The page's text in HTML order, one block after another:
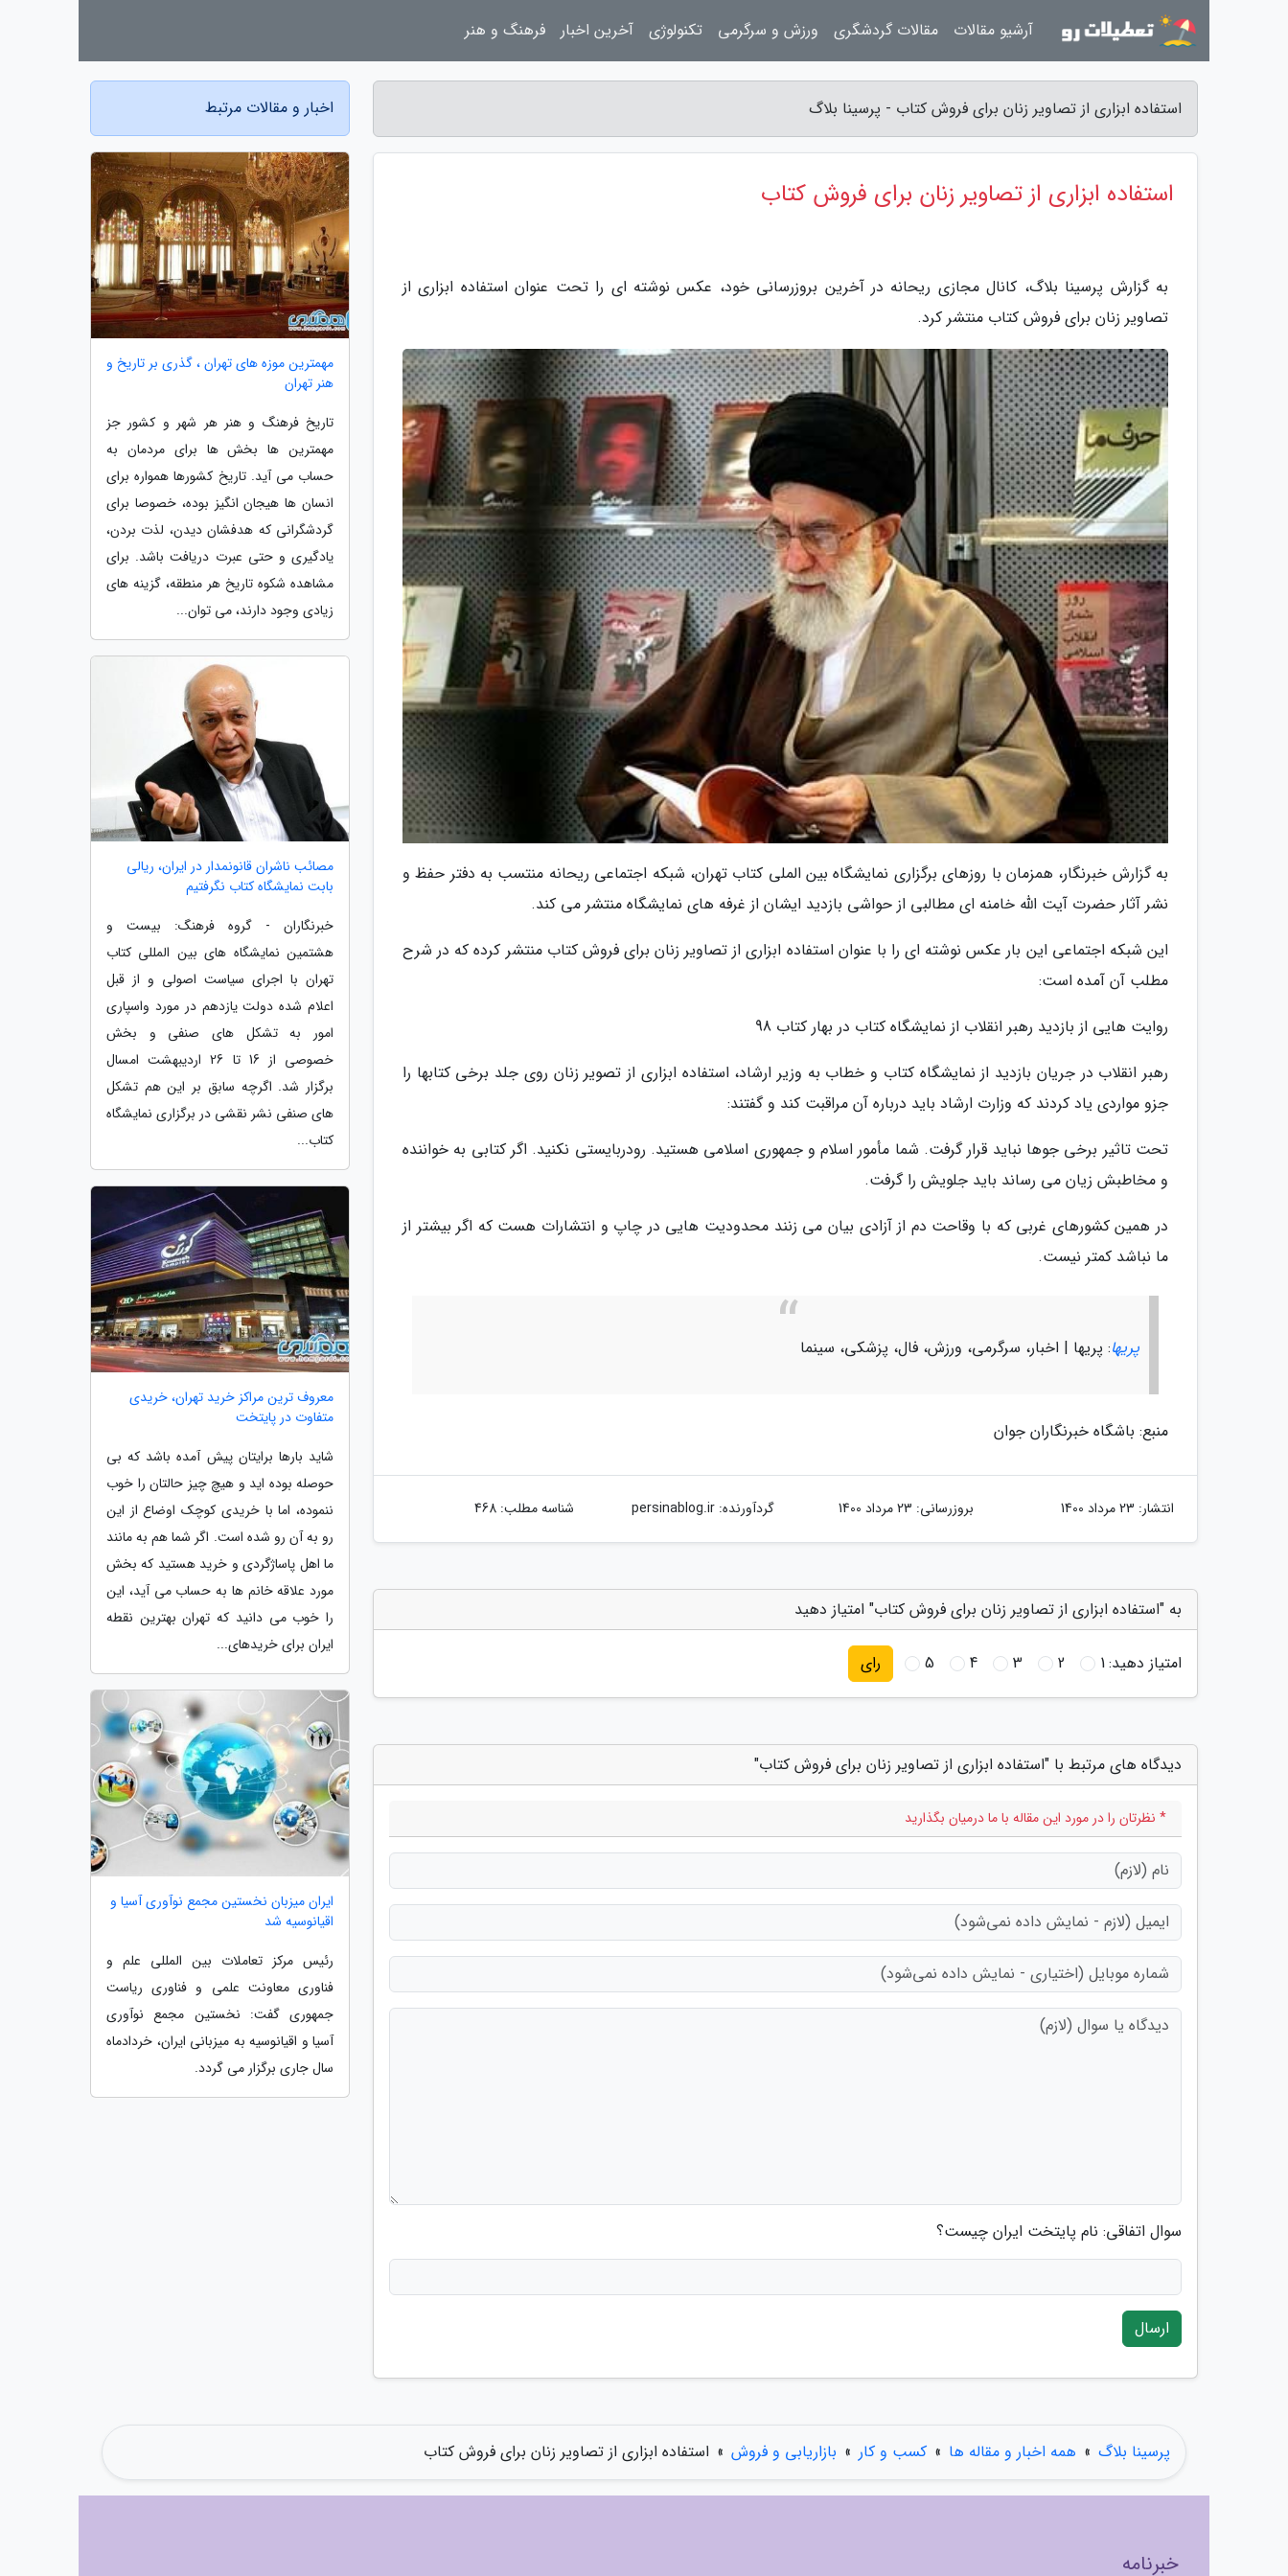
استفاده ابزاری از تصاویر زنان برای فروش کتاب - پرسینا بلاگ
استفاده ابزاری از تصاویر زنان برای فروش کتاب
به گزارش پرسینا بلاگ، کانال مجازی ریحانه در آخرین بروزرسانی خود، عکس نوشته ای را تحت عنوان استفاده ابزاری از
تصاویر زنان برای فروش کتاب منتشر کرد.
به گزارش خبرنگار، همزمان با روزهای برگزاری نمایشگاه بین الملی کتاب تهران، شبکه اجتماعی ریحانه منتسب به دفتر حفظ و
نشر آثار حضرت آیت اللّه خامنه ای مطالبی از حواشی بازدید ایشان از غرفه های نمایشگاه منتشر می کند.
این شبکه اجتماعی این بار عکس نوشته ای را با عنوان استفاده ابزاری از تصاویر زنان برای فروش کتاب منتشر کرده که در شرح
مطلب آن آمده است:
روایت هایی از بازدید رهبر انقلاب از نمایشگاه کتاب در بهار کتاب 98
رهبر انقلاب در جریان بازدید از نمایشگاه کتاب و خطاب به وزیر ارشاد، استفاده ابزاری از تصویر زنان روی جلد برخی کتابها را
جزو مواردی یاد کردند که وزارت ارشاد باید درباره آن مراقبت کند و گفتند:
تحت تاثیر برخی جوها نباید قرار گرفت. شما مأمور اسلام و جمهوری اسلامی هستید. رودربایستی نکنید. اگر کتابی به خواننده
و مخاطبش زیان می رساند باید جلویش را گرفت.
در همین کشورهای غربی که با وقاحت دم از آزادی بیان می زنند محدودیت هایی در چاپ و انتشارات هست که اگر بیشتر از
ما نباشد کمتر نیست.
پریها: پریها | اخبار، سرگرمی، ورزش، فال، پزشکی، سینما
منبع: باشگاه خبرنگاران جوان
انتشار: 23 مرداد 1400 بروزرسانی: 23 مرداد 1400 گردآورنده:persinablog.ir شناسه مطلب: 468
به "استفاده ابزاری از تصاویر زنان برای فروش کتاب" امتیاز دهید
امتیاز دهید:1
2
3
4
5 رای
دیدگاه های مرتبط با "استفاده ابزاری از تصاویر زنان برای فروش کتاب"
* نظرتان را در مورد این مقاله با ما درمیان بگذارید
سوال اتفاقی: نام پایتخت ایران چیست؟
ارسال
اخبار و مقالات مرتبط
مهمترین موزه های تهران ، گذری بر تاریخ و
هنر تهران
تاریخ فرهنگ و هنر هر شهر و کشور جز
مهمترین ها بخش ها برای مردمان به
حساب می آید. تاریخ کشورها همواره برای
انسان ها هیجان انگیز بوده، خصوصا برای
گردشگرانی که هدفشان دیدن، لذت بردن،
یادگیری و حتی عبرت دریافت باشد. برای
مشاهده شکوه تاریخ هر منطقه، گزینه های
زیادی وجود دارند، می توان...
مصائب ناشران قانونمدار در ایران، ریالی
بابت نمایشگاه کتاب نگرفتیم
خبرنگاران - گروه فرهنگ: بیست و
هشتمین نمایشگاه های بین المللی کتاب
تهران با اجرای سیاست اصولی و از قبل
اعلام شده دولت یازدهم در مورد واسپاری
امور به تشکل های صنفی و بخش
خصوصی از 16 تا 26 اردیبهشت امسال
برگزار شد. اگرچه سابق بر این هم تشکل
های صنفی نشر نقشی در برگزاری نمایشگاه
کتاب...
معروف ترین مراکز خرید تهران، خریدی
متفاوت در پایتخت
شاید بارها برایتان پیش آمده باشد که بی
حوصله بوده اید و هیچ چیز حالتان را خوب
ننموده، اما با خریدی کوچک اوضاع از این
رو به آن رو شده است. اگر شما هم به مانند
ما اهل پاساژگردی و خرید هستید که بخش
مورد علاقه خانم ها به حساب می آید، این
را خوب می دانید که تهران بهترین نقطه
ایران برای خریدهای...
ایران میزبان نخستین مجمع نوآوری آسیا و
اقیانوسیه شد
رئیس مرکز تعاملات بین المللی علم و
فناوری معاونت علمی و فناوری ریاست
جمهوری گفت: نخستین مجمع نوآوری
آسیا و اقیانوسیه به میزبانی ایران، خردادماه
سال جاری برگزار می گردد.
پرسینا بلاگ » همه اخبار و مقاله ها » کسب و کار » بازاریابی و فروش » استفاده ابزاری از تصاویر زنان برای فروش کتاب
آرشیو مقالات مقالات گردشگری ورزش و سرگرمی تکنولوژی آخرین اخبار فرهنگ و هنر
خبرنامه